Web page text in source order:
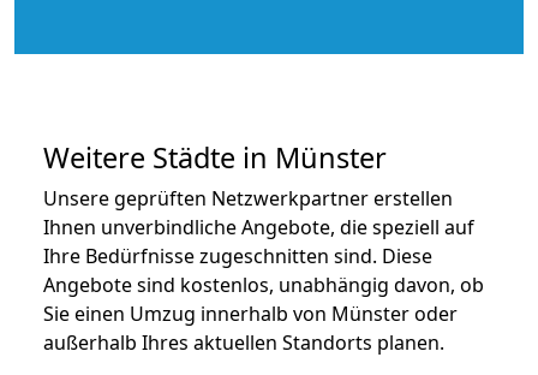
Weitere Städte in Münster
Unsere geprüften Netzwerkpartner erstellen
Ihnen unverbindliche Angebote, die speziell auf
Ihre Bedürfnisse zugeschnitten sind. Diese
Angebote sind kostenlos, unabhängig davon, ob
Sie einen Umzug innerhalb von Münster oder
außerhalb Ihres aktuellen Standorts planen.